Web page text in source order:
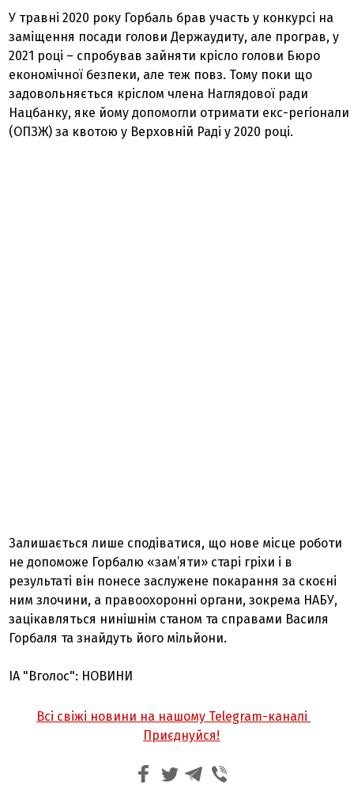
У травні 2020 року Горбаль брав участь у конкурсі на
заміщення посади голови Держаудиту, але програв, у
2021 році – спробував зайняти крісло голови Бюро
економічної безпеки, але теж повз. Тому поки що
задовольняється кріслом члена Наглядової ради
Нацбанку, яке йому допомогли отримати екс-регіонали
(ОПЗЖ) за квотою у Верховній Раді у 2020 році.
Залишається лише сподіватися, що нове місце роботи
не допоможе Горбалю «зам’яти» старі гріхи і в
результаті він понесе заслужене покарання за скоєні
ним злочини, а правоохоронні органи, зокрема НАБУ,
зацікавляться нинішнім станом та справами Василя
Горбаля та знайдуть його мільйони.
ІА "Вголос": НОВИНИ
Всі свіжі новини на нашому Telegram-каналі
Приєднуйся!